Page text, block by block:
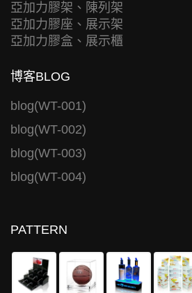
亞加力膠架、陳列架
亞加力膠座、展示架
亞加力膠盒、展示櫃
博客BLOG
blog(WT-001)
blog(WT-002)
blog(WT-003)
blog(WT-004)
PATTERN